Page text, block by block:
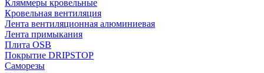
Кляммеры кровельные
Кровельная вентиляция
Лента вентиляционная алюминиевая
Лента примыкания
Плита OSB
Покрытие DRIPSTOP
Саморезы